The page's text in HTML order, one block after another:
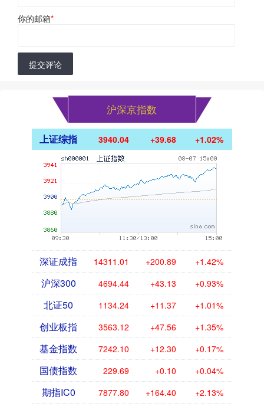
你的邮箱*
提交评论
沪深京指数
上证综指 3940.04 +39.68 +1.02%
深证成指 14311.01 +200.89 +1.42%
沪深300 4694.44 +43.13 +0.93%
北证50 1134.24 +11.37 +1.01%
创业板指 3563.12 +47.56 +1.35%
基金指数 7242.10 +12.30 +0.17%
国债指数 229.69 +0.10 +0.04%
期指IC0 7877.80 +164.40 +2.13%